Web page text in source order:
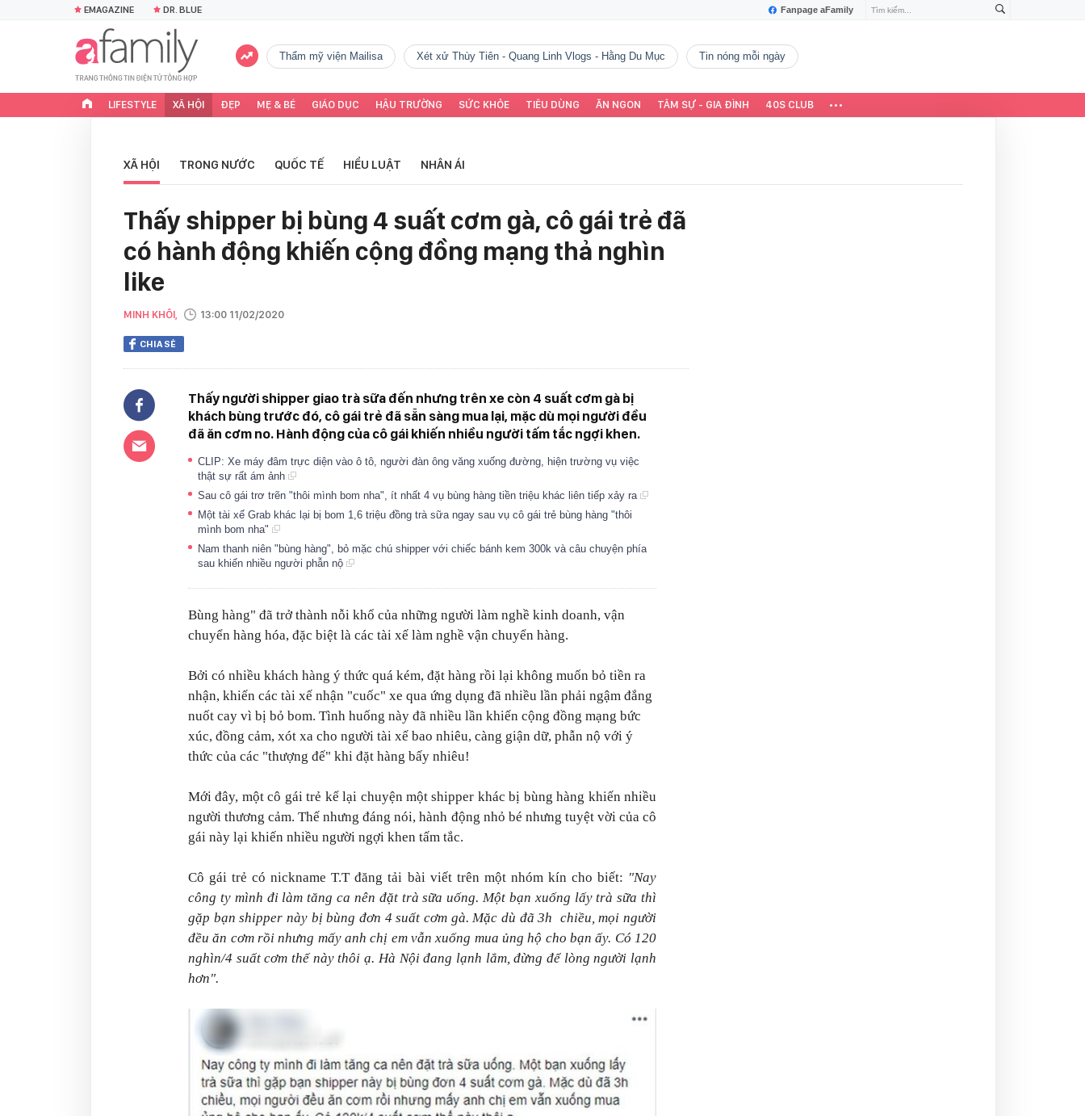
Fanpage aFamily
EMAGAZINE DR. BLUE
Thẩm mỹ viện Mailisa Xét xử Thùy Tiên - Quang Linh Vlogs - Hằng Du Mục tin nóng mỗi ngày
LIFESTYLE XÃ HỘI ĐẸP MẸ & BÉ GIÁO DỤC HẬU TRƯỜNG SỨC KHỎE TIÊU DÙNG ĂN NGON TÂM SỰ - GIA ĐÌNH 40S CLUB
XÃ HỘI TRONG NƯỚC QUỐC TẾ HIỂU LUẬT NHÂN ÁI
Thấy shipper bị bùng 4 suất cơm gà, cô gái trẻ đã
có hành động khiến cộng đồng mạng thả nghìn
like
MINH KHÔI, 13:00 11/02/2020
CHIA SẺ
Thấy người shipper giao trà sữa đến nhưng trên xe còn 4 suất cơm gà bị
khách bùng trước đó, cô gái trẻ đã sẵn sàng mua lại, mặc dù mọi người đều
đã ăn cơm no. Hành động của cô gái khiến nhiều người tấm tắc ngợi khen.
CLIP: Xe máy đâm trực diện vào ô tô, người đàn ông văng xuống đường, hiện trường vụ việc
thật sự rất ám ảnh
Sau cô gái trơ trẽn "thôi mình bom nha", ít nhất 4 vụ bùng hàng tiền triệu khác liên tiếp xảy ra
Một tài xế Grab khác lại bị bom 1,6 triệu đồng trà sữa ngay sau vụ cô gái trẻ bùng hàng "thôi
mình bom nha"
Nam thanh niên "bùng hàng", bỏ mặc chú shipper với chiếc bánh kem 300k và câu chuyện phía
sau khiến nhiều người phẫn nộ
Bùng hàng" đã trở thành nỗi khổ của những người làm nghề kinh doanh, vận
chuyển hàng hóa, đặc biệt là các tài xế làm nghề vận chuyển hàng.
Bởi có nhiều khách hàng ý thức quá kém, đặt hàng rồi lại không muốn bỏ tiền ra
nhận, khiến các tài xế nhận "cuốc" xe qua ứng dụng đã nhiều lần phải ngậm đắng
nuốt cay vì bị bỏ bom. Tình huống này đã nhiều lần khiến cộng đồng mạng bức
xúc, đồng cảm, xót xa cho người tài xế bao nhiêu, càng giận dữ, phẫn nộ với ý
thức của các "thượng đế" khi đặt hàng bấy nhiêu!
Mới đây, một cô gái trẻ kể lại chuyện một shipper khác bị bùng hàng khiến nhiều
người thương cảm. Thế nhưng đáng nói, hành động nhỏ bé nhưng tuyệt vời của cô
gái này lại khiến nhiều người ngợi khen tấm tắc.
Cô gái trẻ có nickname T.T đăng tải bài viết trên một nhóm kín cho biết: "Nay
công ty mình đi làm tăng ca nên đặt trà sữa uống. Một bạn xuống lấy trà sữa thì
gặp bạn shipper này bị bùng đơn 4 suất cơm gà. Mặc dù đã 3h chiều, mọi người
đều ăn cơm rồi nhưng mấy anh chị em vẫn xuống mua ủng hộ cho bạn ấy. Có 120
nghìn/4 suất cơm thế này thôi ạ. Hà Nội đang lạnh lắm, đừng để lòng người lạnh
hơn".